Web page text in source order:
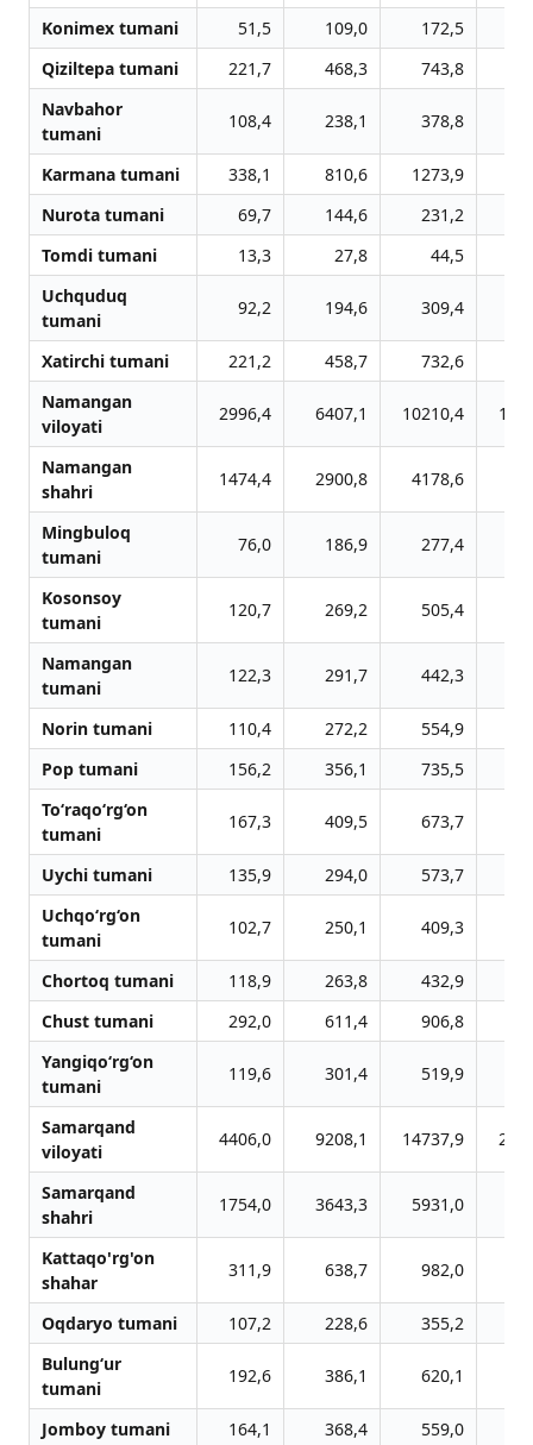
Konimex tumani
51,5 109,0 172,5
Qiziltepa tumani
221,7 468,3 743,8
Navbahor
tumani
108,4 238,1 378,8
Karmana tumani 338,1 810,6 1273,9
Nurota tumani
69,7 144,6 231,2
Tomdi tumani
13,3 27,8 44,5
Uchquduq
tumani
92,2 194,6 309,4
Xatirchi tumani 221,2 458,7 732,6
Namangan
viloyati
2996,4 6407,1 10210,4
Namangan
shahri
1474,4 2900,8 4178,6
Mingbuloq
tumani
76,0 186,9 277,4
Kosonsoy
tumani
120,7 269,2 505,4
Namangan
tumani
122,3 291,7 442,3
Norin tumani 110,4 272,2 554,9
Pop tumani
156,2 356,1 735,5
To‘raqo‘rg‘on
tumani
167,3 409,5 673,7
Uychi tumani 135,9 294,0 573,7
Uchqo‘rg‘on
tumani
102,7 250,1 409,3
Chortoq tumani 118,9 263,8 432,9
Chust tumani
292,0 611,4 906,8
Yangiqo‘rg‘on
tumani
119,6 301,4 519,9
Samarqand
viloyati
4406,0 9208,1 14737,9
Samarqand
shahri
1754,0 3643,3 5931,0
Kattaqo'rg'on
shahar
311,9 638,7 982,0
Oqdaryo tumani 107,2 228,6 355,2
Bulung‘ur
tumani
192,6 386,1 620,1
Jomboy tumani 164,1 368,4 559,0